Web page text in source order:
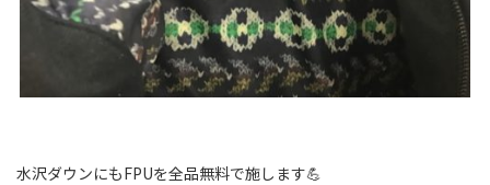
水沢ダウンにもFPUを全品無料で施します💪